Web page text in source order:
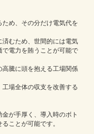
め、その分だけ電気代を
むため、世間的には電気
電力を賄うことが可能で
騰に頭を抱える工場関係
場全体の収支を改善する
が手厚く、導入時のボト
ことが可能です。